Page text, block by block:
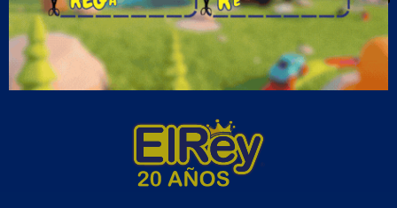
¡Seguinos!
